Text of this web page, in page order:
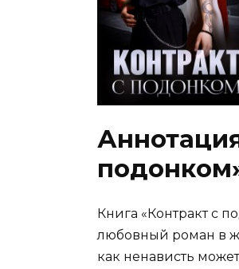
Книга «Контракт с
любовный роман в
как ненависть